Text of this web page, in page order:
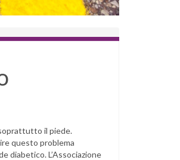
il piede.
questo problema
diabetico. L’Associazione